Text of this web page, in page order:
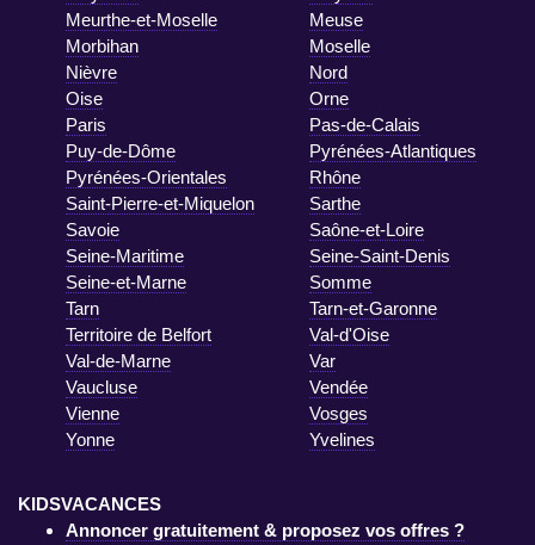
Meurthe-et-Moselle
Meuse
Morbihan
Moselle
Nièvre
Nord
Oise
Orne
Paris
Pas-de-Calais
Puy-de-Dôme
Pyrénées-Atlantiques
Pyrénées-Orientales
Rhône
Saint-Pierre-et-Miquelon
Sarthe
Savoie
Saône-et-Loire
Seine-Maritime
Seine-Saint-Denis
Seine-et-Marne
Somme
Tarn
Tarn-et-Garonne
Territoire de Belfort
Val-d'Oise
Val-de-Marne
Var
Vaucluse
Vendée
Vienne
Vosges
Yonne
Yvelines
KIDSVACANCES
Annoncer gratuitement & proposez vos offres ?